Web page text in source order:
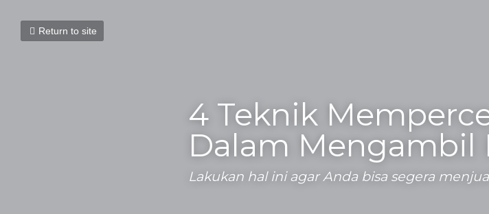
Return to site
4 Teknik
Dalam Mengambil
Lakukan hal ini agar Anda bisa segera